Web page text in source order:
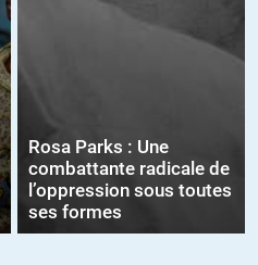
Rosa Parks : Une
combattante radicale de
l’oppression sous toutes
ses formes